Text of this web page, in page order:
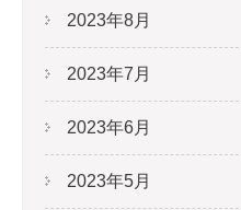
2023年8月
2023年7月
2023年6月
2023年5月